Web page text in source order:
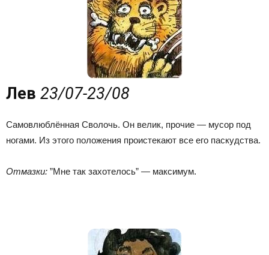
Лев 23/07-23/08
Самовлюблённая Сволочь. Он велик, прочие — мусор под
ногами. Из этого положения проистекают все его паскудства.
Отмазки: ”Мне так захотелось” — максимум.